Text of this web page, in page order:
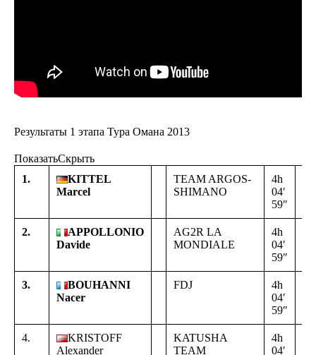
Результаты 1 этапа Тура Омана 2013
ПоказатьСкрыть
1.
KITTEL
Marcel
TEAM ARGOS-
SHIMANO
4h
04′
59″
2.
APPOLLONIO
Davide
AG2R LA
MONDIALE
4h
04′
59″
3.
BOUHANNI
Nacer
FDJ
4h
04′
59″
4.
KRISTOFF
Alexander
KATUSHA
TEAM
4h
04′